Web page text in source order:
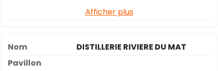
distributeurs et les importateurs, avec le soutien de
collectif unique en Europe porté par des valeurs
fortes pour le développement de La Réunion.
Afficher plus
DISTILLERIE RIVIERE DU MAT